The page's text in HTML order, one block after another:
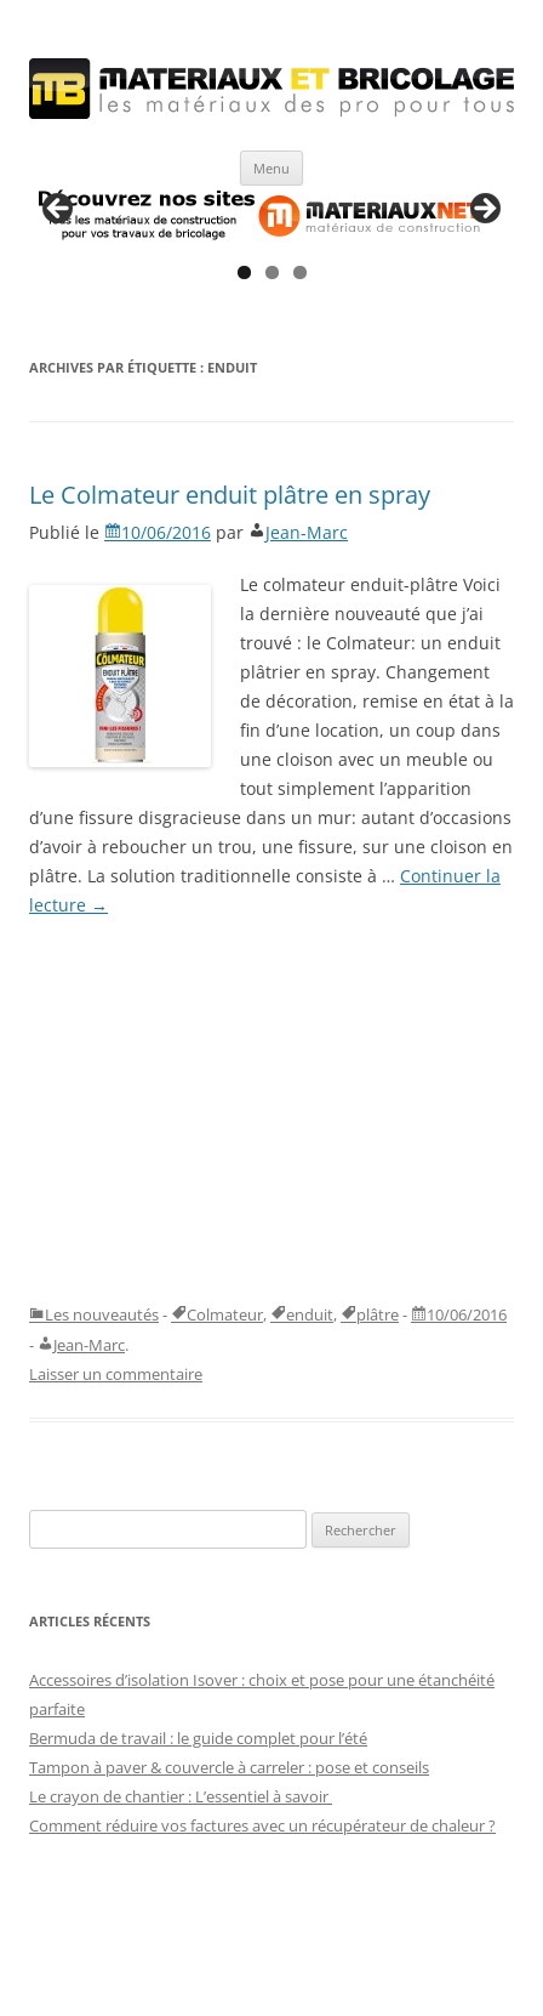
Menu
ARCHIVES PAR ÉTIQUETTE : ENDUIT
Le Colmateur enduit plâtre en spray
Publié le 10/06/2016 par Jean-Marc
Le colmateur enduit-plâtre Voici
la dernière nouveauté que j’ai
trouvé : le Colmateur: un enduit
plâtrier en spray. Changement
de décoration, remise en état à la
fin d’une location, un coup dans
une cloison avec un meuble ou
tout simplement l’apparition
d’une fissure disgracieuse dans un mur: autant d’occasions
d’avoir à reboucher un trou, une fissure, sur une cloison en
plâtre. La solution traditionnelle consiste à … Continuer la
lecture →
Les nouveautés- Colmateur, enduit, plâtre-
10/06/2016
-
Jean-Marc.
Laisser un commentaire
ARTICLES RÉCENTS
Accessoires d’isolation Isover : choix et pose pour une étanchéité
parfaite
Bermuda de travail : le guide complet pour l’été
Tampon à paver & couvercle à carreler : pose et conseils
Le crayon de chantier : L’essentiel à savoir
Comment réduire vos factures avec un récupérateur de chaleur ?